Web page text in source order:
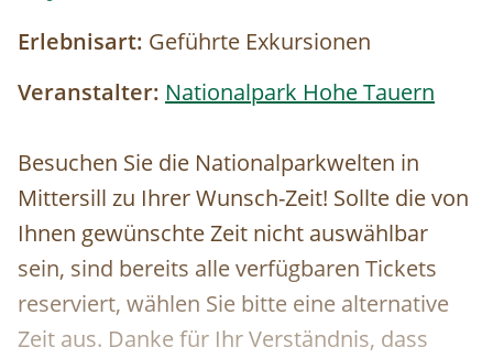
Erlebnisart: Geführte Exkursionen
Veranstalter: Nationalpark Hohe Tauern
Besuchen Sie die Nationalparkwelten in
Mittersill zu Ihrer Wunsch-Zeit! Sollte die von
Ihnen gewünschte Zeit nicht auswählbar
sein, sind bereits alle verfügbaren Tickets
reserviert, wählen Sie bitte eine alternative
Zeit aus. Danke für Ihr Verständnis, dass